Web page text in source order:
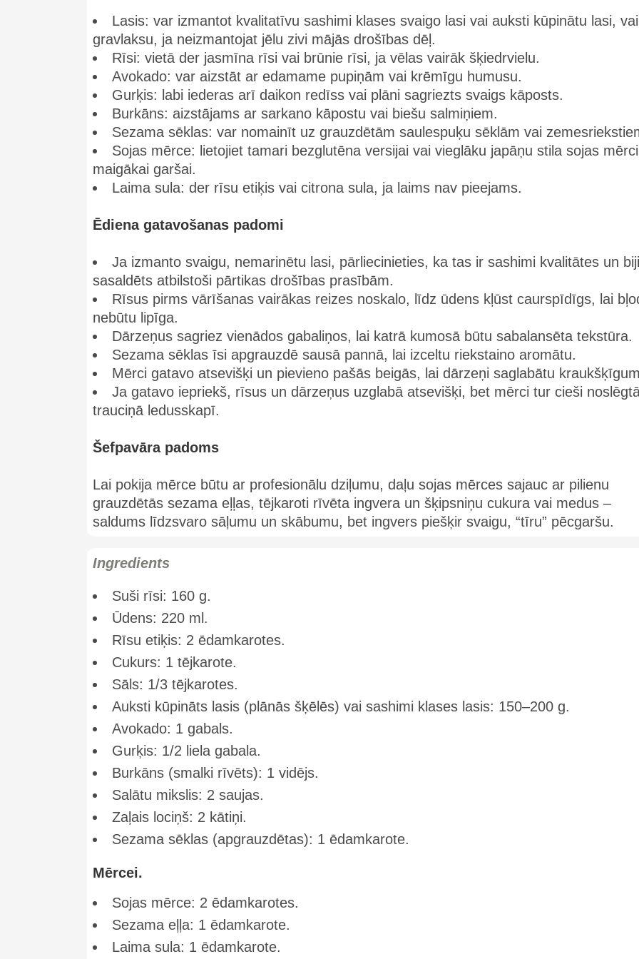
Lasis: var izmantot kvalitatīvu sashimi klases svaigo lasi vai auksti kūpinātu lasi,
gravlaksu, ja neizmantojat jēlu zivi mājās drošības dēļ.
Rīsi: vietā der jasmīna rīsi vai brūnie rīsi, ja vēlas vairāk šķiedrvielu.
Avokado: var aizstāt ar edamame pupiņām vai krēmīgu humusu.
Gurķis: labi iederas arī daikon redīss vai plāni sagriezts svaigs kāposts.
Burkāns: aizstājams ar sarkano kāpostu vai biešu salmiņiem.
Sezama sēklas: var nomainīt uz grauzdētām saulespuķu sēklām vai
Sojas mērce: lietojiet tamari bezglutēna versijai vai vieglāku japāņu stila sojas mērci
maigākai garšai.
Laima sula: der rīsu etiķis vai citrona sula, ja laims nav pieejams.
Ēdiena gatavošanas padomi
Ja izmanto svaigu, nemarinētu lasi, pārliecinieties, ka tas ir sashimi kvalitātes un
sasaldēts atbilstoši pārtikas drošības prasībām.
Rīsus pirms vārīšanas vairākas reizes noskalo, līdz ūdens kļūst caurspīdīgs, lai
nebūtu lipīga.
Dārzeņus sagriez vienādos gabaliņos, lai katrā kumosā būtu sabalansēta tekstūra.
Sezama sēklas īsi apgrauzdē sausā pannā, lai izceltu riekstaino aromātu.
Mērci gatavo atsevišķi un pievieno pašās beigās, lai dārzeņi saglabātu
Ja gatavo iepriekš, rīsus un dārzeņus uzglabā atsevišķi, bet mērci tur cieši
trauciņā ledusskapī.
Šefpavāra padoms
Lai pokija mērce būtu ar profesionālu dziļumu, daļu sojas mērces sajauc ar pilienu
grauzdētās sezama eļļas, tējkaroti rīvēta ingvera un šķipsniņu cukura vai medus –
saldums līdzsvaro sāļumu un skābumu, bet ingvers piešķir svaigu, “tīru” pēcgaršu.
Ingredients
Suši rīsi: 160 g.
Ūdens: 220 ml.
Rīsu etiķis: 2 ēdamkarotes.
Cukurs: 1 tējkarote.
Sāls: 1/3 tējkarotes.
Auksti kūpināts lasis (plānās šķēlēs) vai sashimi klases lasis: 150–200 g.
Avokado: 1 gabals.
Gurķis: 1/2 liela gabala.
Burkāns (smalki rīvēts): 1 vidējs.
Salātu mikslis: 2 saujas.
Zaļais lociņš: 2 kātiņi.
Sezama sēklas (apgrauzdētas): 1 ēdamkarote.
Mērcei.
Sojas mērce: 2 ēdamkarotes.
Sezama eļļa: 1 ēdamkarote.
Laima sula: 1 ēdamkarote.